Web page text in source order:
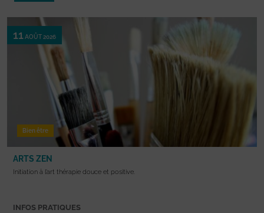
11 AOÛT 2026
Bien être
ARTS ZEN
Initiation à l’art thérapie douce et positive.
INFOS PRATIQUES